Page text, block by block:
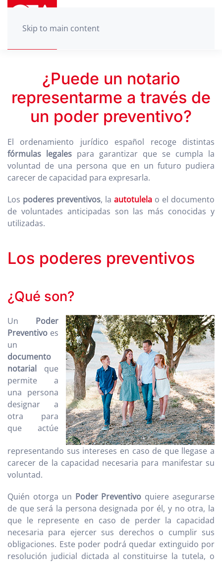
Skip to main content
¿Puede un notario
representarme a través de
un poder preventivo?
El ordenamiento jurídico español recoge distintas
fórmulas legales para garantizar que se cumpla la
voluntad de una persona que en un futuro pudiera
carecer de capacidad para expresarla.
Los poderes preventivos, la autotulela o el documento
de voluntades anticipadas son las más conocidas y
utilizadas.
Los poderes preventivos
¿Qué son?
Un Poder
Preventivo es
un
documento
notarial que
permite a
una persona
designar a
otra para
que actúe
representando sus intereses en caso de que llegase a
carecer de la capacidad necesaria para manifestar su
voluntad.
Quién otorga un Poder Preventivo quiere asegurarse
de que será la persona designada por él, y no otra, la
que le represente en caso de perder la capacidad
necesaria para ejercer sus derechos o cumplir sus
obligaciones. Este poder podrá quedar extinguido por
resolución judicial dictada al constituirse la tutela, o